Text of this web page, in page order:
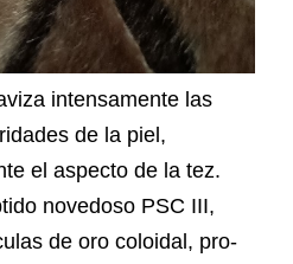
intensamente las
de la piel,
el aspecto de la tez.
novedoso PSC III,
de oro coloidal, pro-